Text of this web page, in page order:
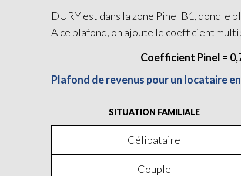
DURY est dans la zone Pinel B1, donc le
A ce plafond, on ajoute le coefficient
Coefficient Pinel =
Plafond de revenus pour un locataire en
SITUATION FAMILIALE
Célibataire
Couple